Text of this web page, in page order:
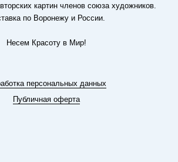
картин членов союза художников.
по Воронежу и России.
Несем Красоту в Мир!
персональных данных
Публичная оферта